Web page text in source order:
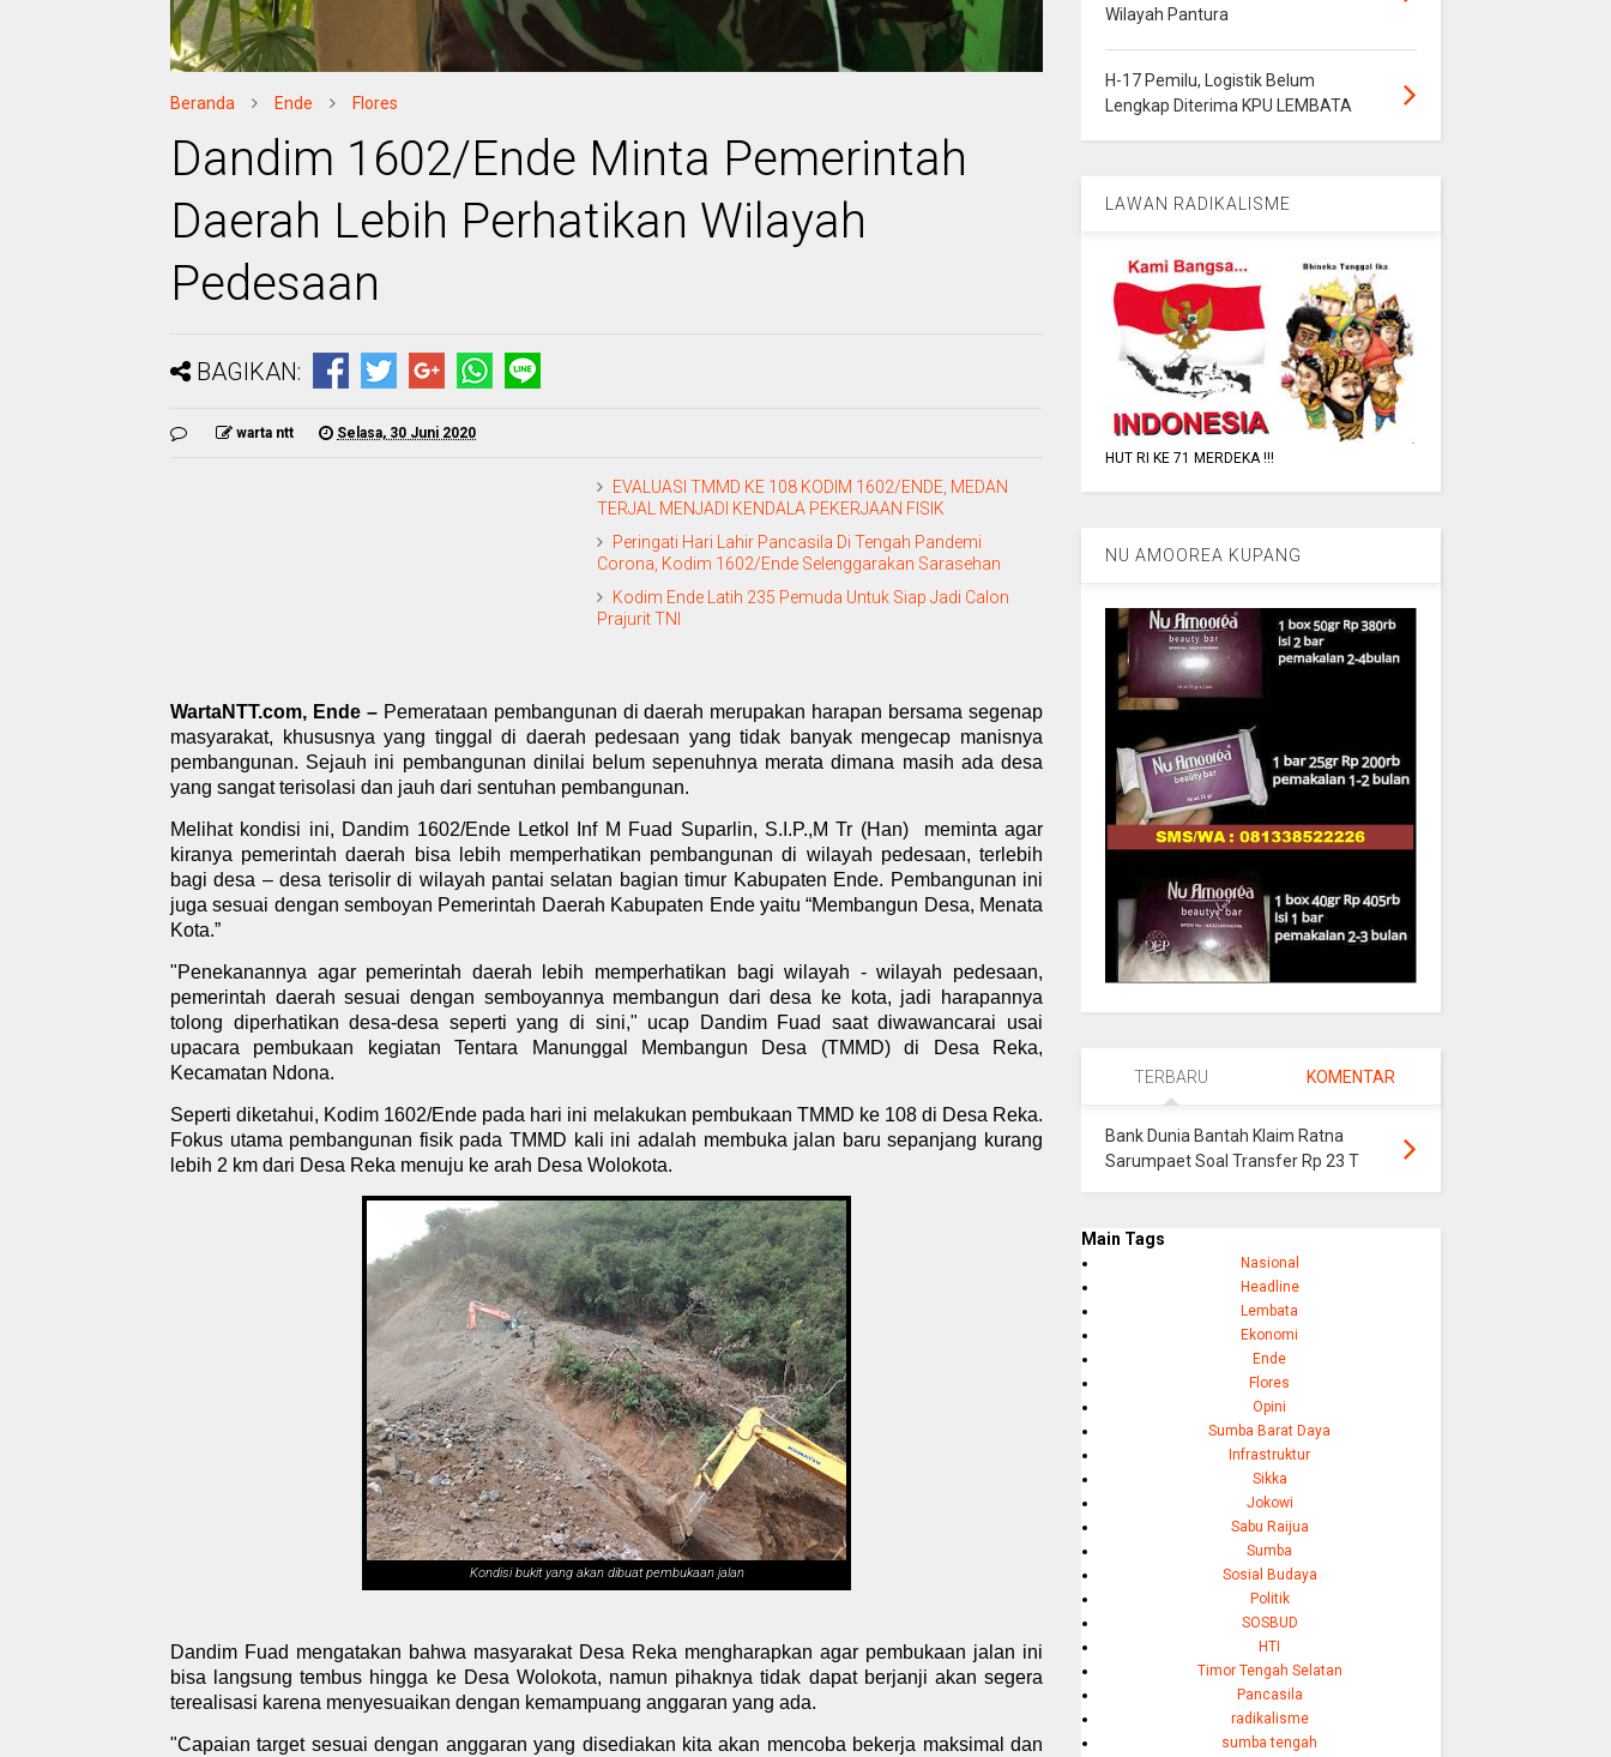
Beranda Ende Flores
Dandim 1602/Ende Minta Pemerintah
Daerah Lebih Perhatikan Wilayah
Pedesaan
BAGIKAN:
warta ntt Selasa, 30 Juni 2020
EVALUASI TMMD KE 108 KODIM 1602/ENDE, MEDAN
TERJAL MENJADI KENDALA PEKERJAAN FISIK
Peringati Hari Lahir Pancasila Di Tengah Pandemi
Corona, Kodim 1602/Ende Selenggarakan Sarasehan
Kodim Ende Latih 235 Pemuda Untuk Siap Jadi Calon
Prajurit TNI
WartaNTT.com, Ende –Pemerataan pembangunan di daerah merupakan harapan bersama segenap
masyarakat, khususnya yang tinggal di daerah pedesaan yang tidak banyak mengecap manisnya
pembangunan. Sejauh ini pembangunan dinilai belum sepenuhnya merata dimana masih ada desa
yang sangat terisolasi dan jauh dari sentuhan pembangunan.
Melihat kondisi ini, Dandim 1602/Ende Letkol Inf M Fuad Suparlin, S.I.P.,M Tr (Han)
meminta agar
kiranya pemerintah daerah bisa lebih memperhatikan pembangunan di wilayah pedesaan, terlebih
bagi desa – desa terisolir di wilayah pantai selatan bagian timur Kabupaten Ende. Pembangunan ini
juga sesuai dengan semboyan Pemerintah Daerah Kabupaten Ende yaitu “Membangun Desa, Menata
Kota.”
"Penekanannya agar pemerintah daerah lebih memperhatikan bagi wilayah - wilayah pedesaan,
pemerintah daerah sesuai dengan semboyannya membangun dari desa ke kota, jadi harapannya
tolong diperhatikan desa-desa seperti yang di sini," ucap Dandim Fuad saat diwawancarai usai
upacara pembukaan kegiatan Tentara Manunggal Membangun Desa (TMMD) di Desa Reka,
Kecamatan Ndona.
Seperti diketahui, Kodim 1602/Ende pada hari ini melakukan pembukaan TMMD ke 108 di Desa Reka.
Fokus utama pembangunan fisik pada TMMD kali ini adalah membuka jalan baru sepanjang kurang
lebih 2 km dari Desa Reka menuju ke arah Desa Wolokota.
Kondisi bukit yang akan dibuat pembukaan jalan
Dandim Fuad mengatakan bahwa masyarakat Desa Reka mengharapkan agar pembukaan jalan ini
bisa langsung tembus hingga ke Desa Wolokota, namun pihaknya tidak dapat berjanji akan segera
terealisasi karena menyesuaikan dengan kemampuang anggaran yang ada.
"Capaian target sesuai dengan anggaran yang disediakan kita akan mencoba bekerja maksimal dan
Wilayah Pantura
H-17 Pemilu, Logistik Belum
Lengkap Diterima KPU LEMBATA
LAWAN RADIKALISME
HUT RI KE 71 MERDEKA !!!
NU AMOOREA KUPANG
TERBARU KOMENTAR
Bank Dunia Bantah Klaim Ratna
Sarumpaet Soal Transfer Rp 23 T
Main Tags
Nasional
Headline
Lembata
Ekonomi
Ende
Flores
Opini
Sumba Barat Daya
Infrastruktur
Sikka
Jokowi
Sabu Raijua
Sumba
Sosial Budaya
Politik
SOSBUD
HTI
Timor Tengah Selatan
Pancasila
radikalisme
sumba tengah